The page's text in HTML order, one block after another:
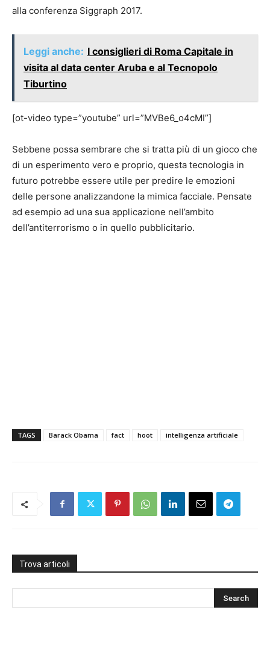
alla conferenza Siggraph 2017.
Leggi anche: I consiglieri di Roma Capitale in
visita al data center Aruba e al Tecnopolo
Tiburtino
[ot-video type=”youtube” url=”MVBe6_o4cMI”]
Sebbene possa sembrare che si tratta più di un gioco che
di un esperimento vero e proprio, questa tecnologia in
futuro potrebbe essere utile per predire le emozioni
delle persone analizzandone la mimica facciale. Pensate
ad esempio ad una sua applicazione nell’ambito
dell’antiterrorismo o in quello pubblicitario.
TAGS Barack Obama fact hoot intelligenza artificiale
Trova articoli